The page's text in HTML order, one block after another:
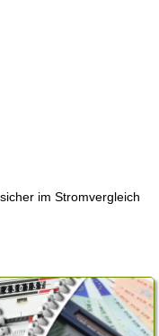
im Stromvergleich